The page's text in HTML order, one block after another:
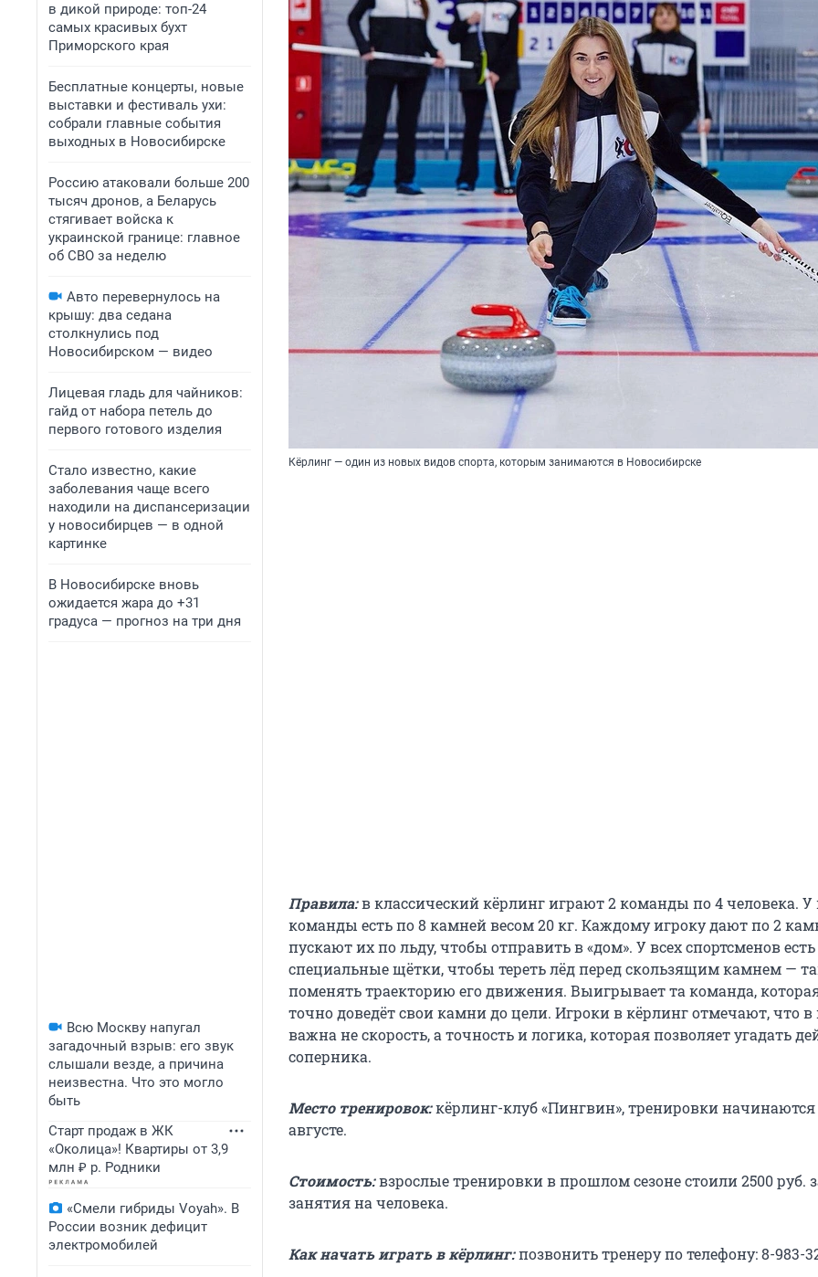
в дикой природе: топ-24
самых красивых бухт
Приморского края
Бесплатные концерты, новые
выставки и фестиваль ухи:
собрали главные события
выходных в Новосибирске
Россию атаковали больше 200
тысяч дронов, а Беларусь
стягивает войска к
украинской границе: главное
об СВО за неделю
Авто перевернулось на
крышу: два седана
столкнулись под
Новосибирском — видео
Лицевая гладь для чайников:
гайд от набора петель до
первого готового изделия
Стало известно, какие
заболевания чаще всего
находили на диспансеризации
у новосибирцев — в одной
картинке
В Новосибирске вновь
ожидается жара до +31
градуса — прогноз на три дня
Всю Москву напугал
загадочный взрыв: его звук
слышали везде, а причина
неизвестна. Что это могло
быть
Старт продаж в ЖК
«Околица»! Квартиры от 3,9
млн ₽ р. Родники
«Смели гибриды Voyah». В
России возник дефицит
электромобилей
Кёрлинг — один из новых видов спорта, которым занимаются в Новосибирске
Правила:в классический кёрлинг играют 2 команды по 4 человека.
команды есть по 8 камней весом 20 кг. Каждому игроку дают по 2
пускают их по льду, чтобы отправить в «дом». У всех спортсменов есть
специальные щётки, чтобы тереть лёд перед скользящим камнем —
поменять траекторию его движения. Выигрывает та команда,
точно доведёт свои камни до цели. Игроки в кёрлинг отмечают, что
важна не скорость, а точность и логика, которая позволяет угадать
соперника.
Место тренировок:кёрлинг-клуб «Пингвин», тренировки начинаются
августе.
Стоимость:взрослые тренировки в прошлом сезоне стоили 2500 руб.
занятия на человека.
Как начать играть в кёрлинг:позвонить тренеру по телефону: 8-983-